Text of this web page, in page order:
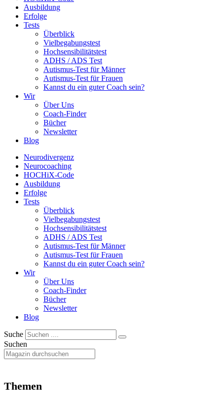
Ausbildung
Erfolge
Tests
Überblick
Vielbegabungstest
Hochsensibilitätstest
ADHS / ADS Test
Autismus-Test für Männer
Autismus-Test für Frauen
Kannst du ein guter Coach sein?
Wir
Über Uns
Coach-Finder
Bücher
Newsletter
Blog
Neurodivergenz
Neurocoaching
HOCHiX-Code
Ausbildung
Erfolge
Tests
Überblick
Vielbegabungstest
Hochsensibilitätstest
ADHS / ADS Test
Autismus-Test für Männer
Autismus-Test für Frauen
Kannst du ein guter Coach sein?
Wir
Über Uns
Coach-Finder
Bücher
Newsletter
Blog
Suche
Suchen
Themen